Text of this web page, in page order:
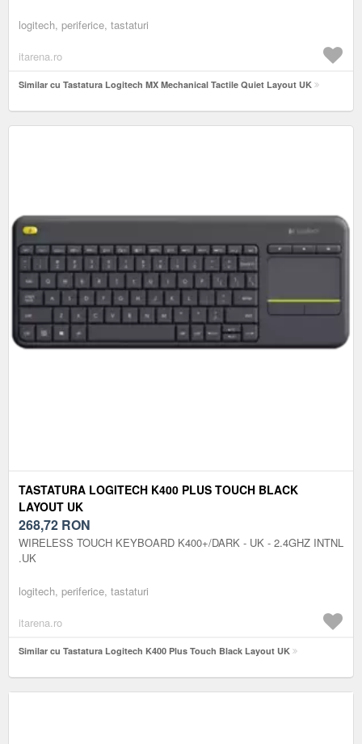
logitech, periferice, tastaturi
itarena.ro
Similar cu Tastatura Logitech MX Mechanical Tactile Quiet Layout UK
TASTATURA LOGITECH K400 PLUS TOUCH BLACK
LAYOUT UK
268,72 RON
WIRELESS TOUCH KEYBOARD K400+/DARK - UK - 2.4GHZ INTNL
.UK
logitech, periferice, tastaturi
itarena.ro
Similar cu Tastatura Logitech K400 Plus Touch Black Layout UK